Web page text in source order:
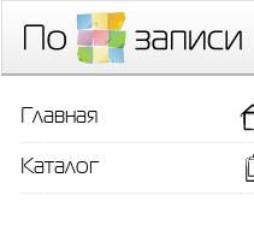
Главная
Каталог